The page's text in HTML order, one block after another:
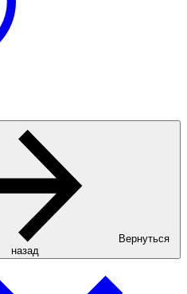
Вернуться
назад